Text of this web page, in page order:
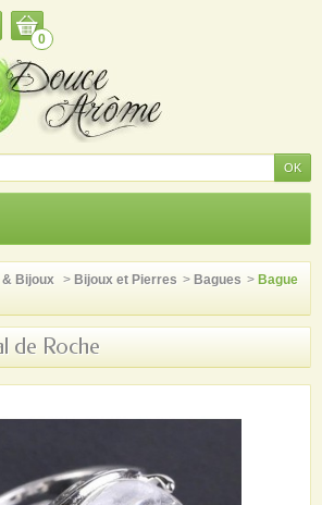
0
& Bijoux > Bijoux et Pierres > Bagues > Bague
de Roche